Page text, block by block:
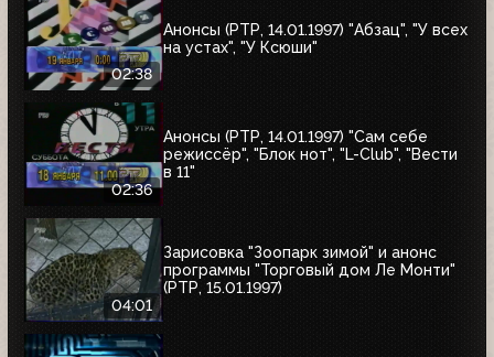
02:38
Анонсы (РТР, 14.01.1997) "Абзац", "У всех
на устах", "У Ксюши"
02:36
Анонсы (РТР, 14.01.1997) "Сам себе
режиссёр", "Блок нот", "L-Club", "Вести
в 11"
04:01
Зарисовка "Зоопарк зимой" и анонс
программы "Торговый дом Ле Монти"
(РТР, 15.01.1997)